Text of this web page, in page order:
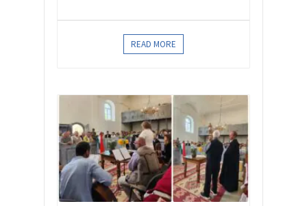
READ MORE